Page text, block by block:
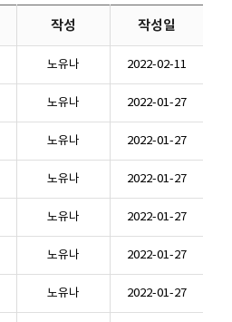
작성 작성일
노유나 2022-02-11
노유나 2022-01-27
노유나 2022-01-27
노유나 2022-01-27
노유나 2022-01-27
노유나 2022-01-27
노유나 2022-01-27